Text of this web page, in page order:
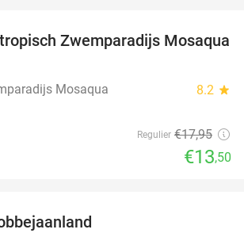
25%
Zwemparadijs Mosaqua
Mosaqua 8.2 star
Regulier €17,95
€13,50